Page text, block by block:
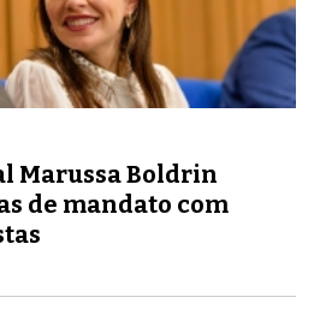
Marussa Boldrin
de mandato com